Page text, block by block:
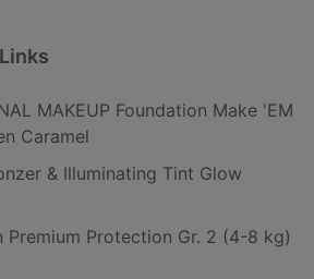
MAKEUP Foundation Make 'EM
Caramel
& Illuminating Tint Glow
Premium Protection Gr. 2 (4-8 kg)